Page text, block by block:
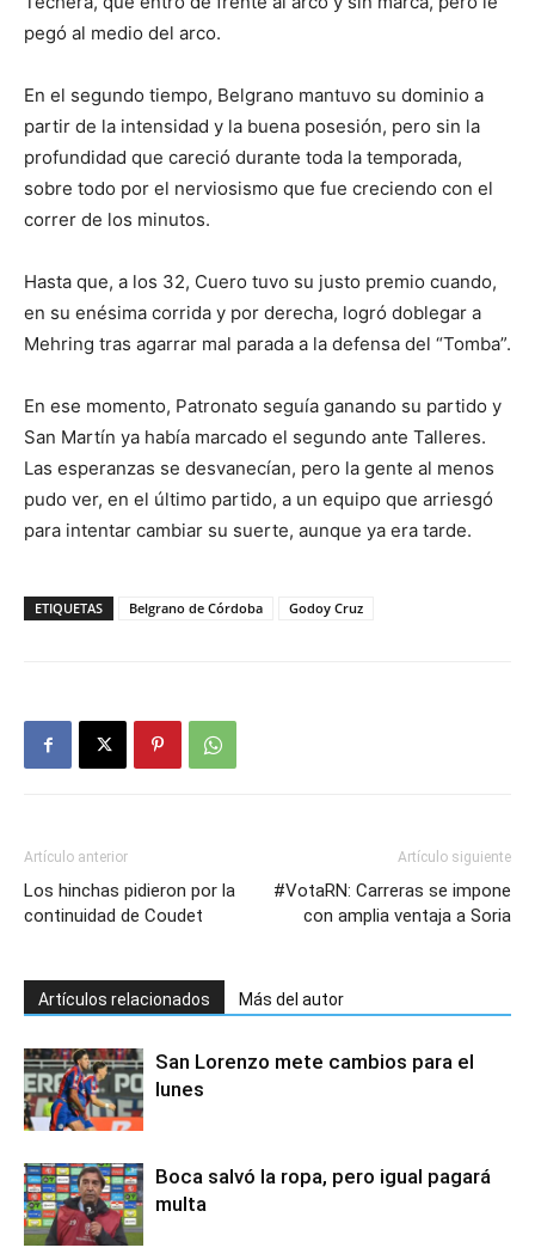
pegó al medio del arco.
En el segundo tiempo, Belgrano mantuvo su dominio a
partir de la intensidad y la buena posesión, pero sin la
profundidad que careció durante toda la temporada,
sobre todo por el nerviosismo que fue creciendo con el
correr de los minutos.
Hasta que, a los 32, Cuero tuvo su justo premio cuando,
en su enésima corrida y por derecha, logró doblegar a
Mehring tras agarrar mal parada a la defensa del “Tomba”.
En ese momento, Patronato seguía ganando su partido y
San Martín ya había marcado el segundo ante Talleres.
Las esperanzas se desvanecían, pero la gente al menos
pudo ver, en el último partido, a un equipo que arriesgó
para intentar cambiar su suerte, aunque ya era tarde.
ETIQUETAS Belgrano de Córdoba Godoy Cruz
Artículo anterior
Los hinchas pidieron por la
continuidad de Coudet
Artículo siguiente
#VotaRN: Carreras se impone
con amplia ventaja a Soria
Artículos relacionados Más del autor
San Lorenzo mete cambios para el
lunes
Boca salvó la ropa, pero igual pagará
multa